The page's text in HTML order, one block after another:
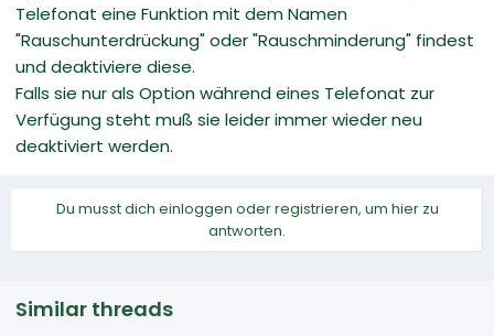
Telefonat eine Funktion mit dem Namen
"Rauschunterdrückung" oder "Rauschminderung" findest
und deaktiviere diese.
Falls sie nur als Option während eines Telefonat zur
Verfügung steht muß sie leider immer wieder neu
deaktiviert werden.
Du musst dich einloggen oder registrieren, um hier zu
antworten.
Similar threads